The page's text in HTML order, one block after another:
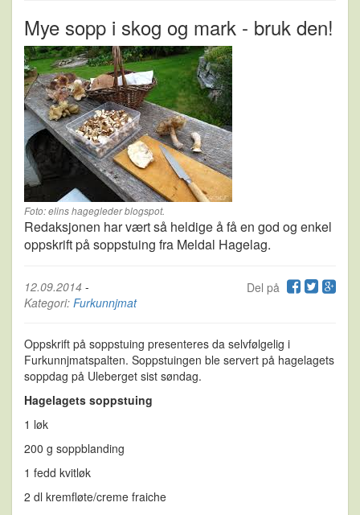
Mye sopp i skog og mark - bruk den!
Foto: elins hagegleder blogspot.
Redaksjonen har vært så heldige å få en god og enkel
oppskrift på soppstuing fra Meldal Hagelag.
Del på
12.09.2014 -
Kategori: Furkunnjmat
Oppskrift på soppstuing presenteres da selvfølgelig i
Furkunnjmatspalten. Soppstuingen ble servert på hagelagets
soppdag på Uleberget sist søndag.
Hagelagets soppstuing
1 løk
200 g soppblanding
1 fedd kvitløk
2 dl kremfløte/creme fraiche